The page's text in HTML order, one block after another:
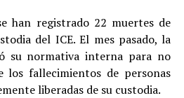
han registrado 22 muertes de
del ICE. El mes pasado, la
su normativa interna para no
fallecimientos de personas
liberadas de su custodia.